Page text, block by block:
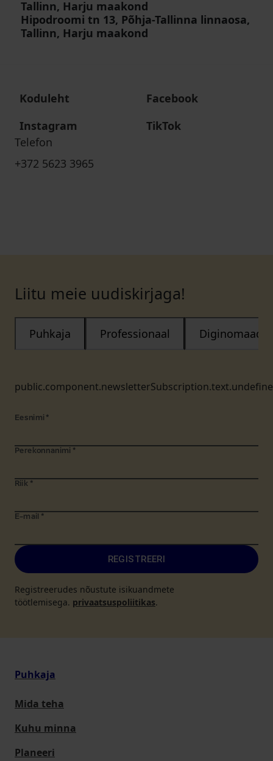
Tallinn, Harju maakond
Hipodroomi tn 13, Põhja-Tallinna linnaosa,
Tallinn, Harju maakond
Koduleht
Facebook
Instagram
TikTok
Telefon
+372 5623 3965
Liitu meie uudiskirjaga!
Puhkaja Professionaal Diginomaad
Eesnimi *
Perekonnanimi *
Riik *
E-mail *
REGISTREERI
Registreerudes nõustute isikuandmete
töötlemisega. privaatsuspoliitikas.
Puhkaja
Mida teha
Kuhu minna
Planeeri